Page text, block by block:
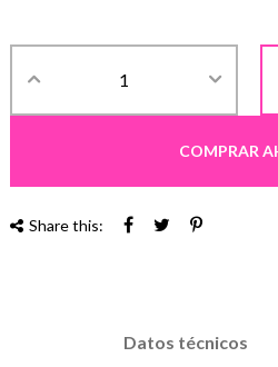
COMPRAR
Share this:
Datos técnicos